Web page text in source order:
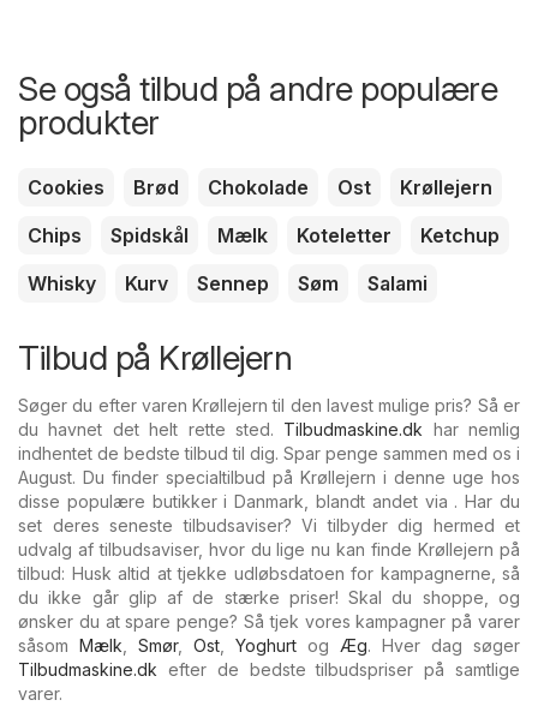
Se også tilbud på andre populære
produkter
Cookies Brød Chokolade Ost
Krøllejern
Chips
Spidskål Mælk Koteletter
Ketchup
Whisky
Kurv Sennep Søm Salami
Tilbud på Krøllejern
Søger du efter varen Krøllejern til den lavest mulige pris? Så er
du havnet det helt rette sted. Tilbudmaskine.dk har nemlig
indhentet de bedste tilbud til dig. Spar penge sammen med os i
August. Du finder specialtilbud på Krøllejern i denne uge hos
disse populære butikker i Danmark, blandt andet via . Har du
set deres seneste tilbudsaviser? Vi tilbyder dig hermed et
udvalg af tilbudsaviser, hvor du lige nu kan finde Krøllejern på
tilbud: Husk altid at tjekke udløbsdatoen for kampagnerne, så
du ikke går glip af de stærke priser! Skal du shoppe, og
ønsker du at spare penge? Så tjek vores kampagner på varer
såsom Mælk Smør, Ost Yoghurt og Æg. Hver dag søger
Tilbudmaskine.dk efter de bedste tilbudspriser på samtlige
varer.